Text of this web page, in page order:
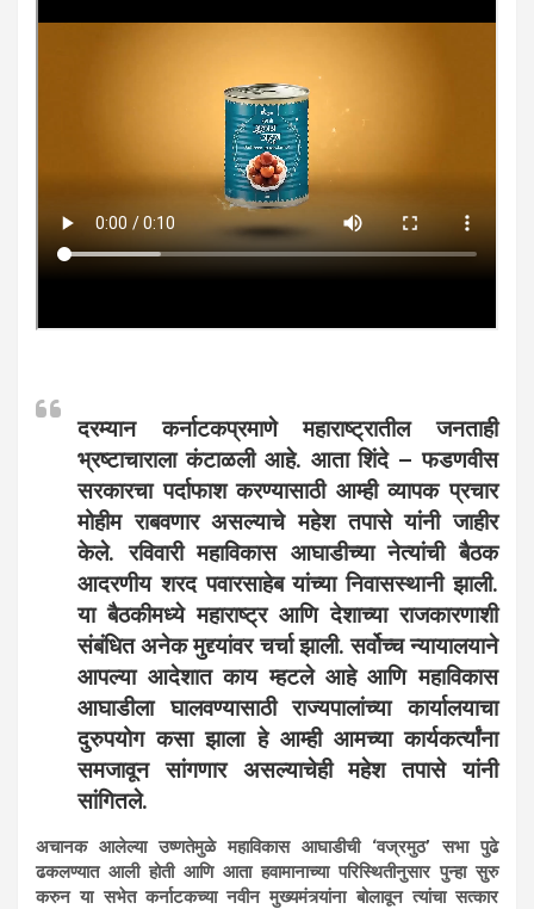
दरम्यान कर्नाटकप्रमाणे महाराष्ट्रातील जनताही
भ्रष्टाचाराला कंटाळली आहे. आता शिंदे – फडणवीस
सरकारचा पर्दाफाश करण्यासाठी आम्ही व्यापक प्रचार
मोहीम राबवणार असल्याचे महेश तपासे यांनी जाहीर
केले. रविवारी महाविकास आघाडीच्या नेत्यांची बैठक
आदरणीय शरद पवारसाहेब यांच्या निवासस्थानी झाली.
या बैठकीमध्ये महाराष्ट्र आणि देशाच्या राजकारणाशी
संबंधित अनेक मुद्द्यांवर चर्चा झाली. सर्वोच्च न्यायालयाने
आपल्या आदेशात काय म्हटले आहे आणि महाविकास
आघाडीला घालवण्यासाठी राज्यपालांच्या कार्यालयाचा
दुरुपयोग कसा झाला हे आम्ही आमच्या कार्यकर्त्यांना
समजावून सांगणार असल्याचेही महेश तपासे यांनी
सांगितले.
अचानक आलेल्या उष्णतेमुळे महाविकास आघाडीची ‘वज्रमुठ’ सभा पुढे
ढकलण्यात आली होती आणि आता हवामानाच्या परिस्थितीनुसार पुन्हा सुरु
करुन या सभेत कर्नाटकच्या नवीन मुख्यमंत्र्यांना बोलावून त्यांचा सत्कार